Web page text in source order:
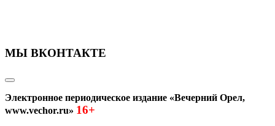
МЫ ВКОНТАКТЕ
Электронное периодическое издание «Вечерний Орел,
www.vechor.ru» 16+